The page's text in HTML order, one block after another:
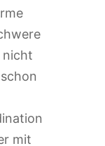
nicht
mit